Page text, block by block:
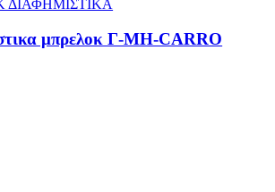
μπρελοκ Γ-MH-CARRO